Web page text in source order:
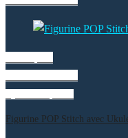
Figurine POP Stitch avec